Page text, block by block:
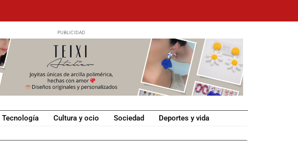
Tecnología Cultura y ocio Sociedad Deportes y vida